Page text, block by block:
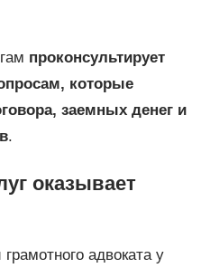
проконсультирует
которые
заемных денег и
.
оказывает
адвоката у